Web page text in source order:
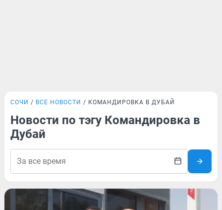
СОЧИ ВСЕ НОВОСТИ КОМАНДИРОВКА В ДУБАЙ
Новости по тэгу Командировка в
Дубай